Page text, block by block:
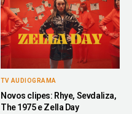
TV AUDIOGRAMA
Novos clipes: Rhye, Sevdaliza,
The 1975 e Zella Day